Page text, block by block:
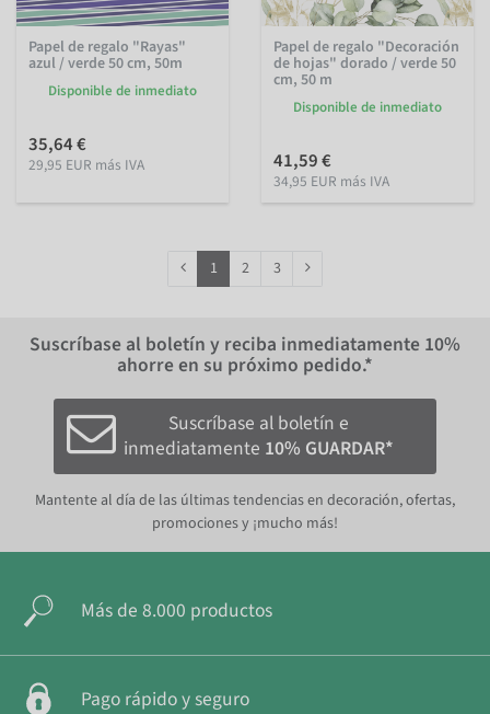
Papel de regalo "Rayas"
azul / verde 50 cm, 50m
Disponible de inmediato
35,64 €
29,95 EUR más IVA
Papel de regalo "Decoración
de hojas" dorado / verde 50
cm, 50 m
Disponible de inmediato
41,59 €
34,95 EUR más IVA
1 2 3
Suscríbase al boletín y reciba inmediatamente 10%
ahorre en su próximo pedido.*
Suscríbase al boletín e
inmediatamente 10% GUARDAR*
Mantente al día de las últimas tendencias en decoración, ofertas,
promociones y ¡mucho más!
Más de 8.000 productos
Pago rápido y seguro